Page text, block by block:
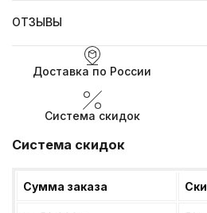
ОТЗЫВЫ
Доставка по России
Система скидок
Система скидок
Сумма заказа